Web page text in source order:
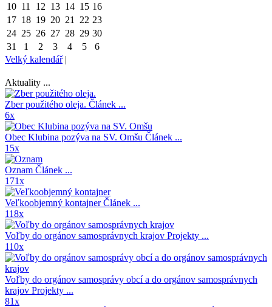
10 11 12 13 14 15 16
17 18 19 20 21 22 23
24 25 26 27 28 29 30
31
1 2 3 4 5
6
Velký kalendář|
Aktuality ...
Zber použitého oleja. Článek ...
6x
Obec Klubina pozýva na SV. Omšu Článek ...
15x
Oznam Článek ...
171x
Veľkoobjemný kontajnerČlánek ...
118x
Voľby do orgánov samosprávnych krajov Projekty ...
110x
Voľby do orgánov samosprávy obcí a do orgánov samosprávnych
krajov Projekty ...
81x